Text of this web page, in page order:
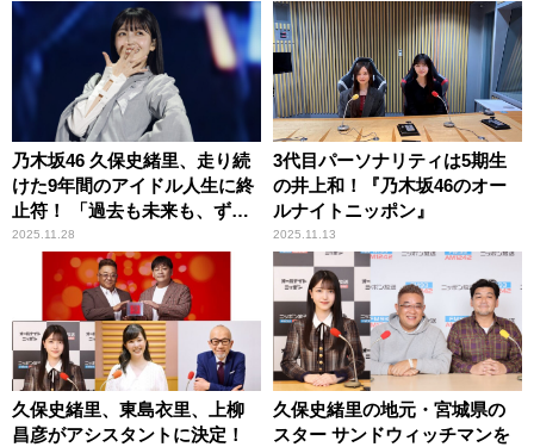
乃木坂46 久保史緒里、走り続
けた9年間のアイドル人生に終
止符！ 「過去も未来も、ずっ
とずっと乃木坂46が大好きで
2025.11.28
3代目パーソナリティは5期生
の井上和！『乃木坂46のオー
ルナイトニッポン』
2025.11.13
久保史緒里、東島衣里、上柳
昌彦がアシスタントに決定！
久保史緒里の地元・宮城県の
スター サンドウィッチマンを